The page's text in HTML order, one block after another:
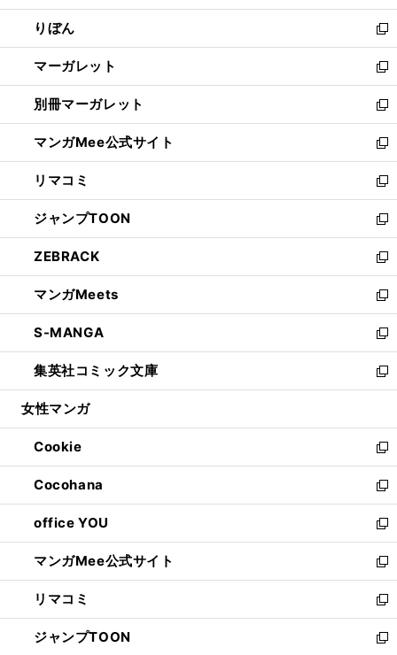
開
く
ウ
で
開
く
ン
ド
ウ
で
開
く
ウ
ィ
ン
ド
ウ
で
開
く
りぼん
新
し
い
ウ
ィ
ン
ド
ウ
で
開
く
マーガレット
新
し
い
ウ
ィ
ン
ド
ウ
で
開
く
別冊マーガレット
新
し
い
ウ
ィ
ン
ド
ウ
で
開
く
マンガMee公式サイト
新
し
い
ウ
ィ
ン
ド
ウ
で
開
く
リマコミ
新
し
い
ウ
ィ
ン
ド
ウ
で
開
く
ジャンプTOON
新
し
い
ウ
ィ
ン
ド
ウ
で
開
ZEBRACK
新
し
い
ウ
ィ
ン
ド
ウ
開
く
マンガMeets
新
し
い
ウ
ィ
ン
ウ
で
開
く
S-MANGA
新
し
い
ウ
ン
ド
ウ
で
開
く
集英社コミック文庫
新
し
ウ
ィ
ン
ド
ウ
で
開
く
女性マンガ
Cookie
新
し
い
ウ
ィ
ン
ド
ウ
で
開
く
Cocohana
新
し
い
ウ
ィ
ン
ド
ウ
で
office YOU
新
し
い
ウ
ィ
ン
ド
マンガMee公式サイト
新
し
い
ウ
ィ
リマコミ
新
し
い
ジャンプTOON
新